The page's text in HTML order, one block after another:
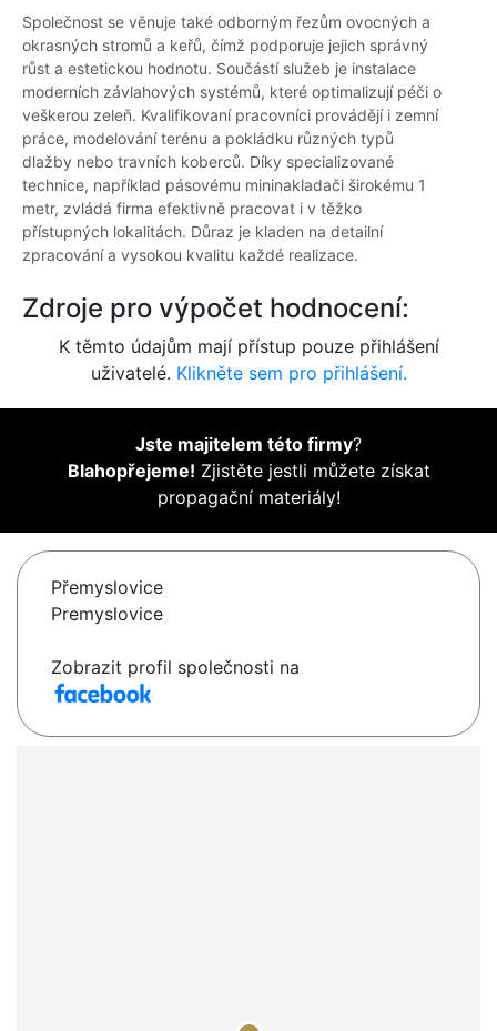
Společnost se věnuje také odborným řezům ovocných a
okrasných stromů a keřů, čímž podporuje jejich správný
růst a estetickou hodnotu. Součástí služeb je instalace
moderních závlahových systémů, které optimalizují péči o
veškerou zeleň. Kvalifikovaní pracovníci provádějí i zemní
práce, modelování terénu a pokládku různých typů
dlažby nebo travních koberců. Díky specializované
technice, například pásovému mininakladači širokému 1
metr, zvládá firma efektivně pracovat i v těžko
přístupných lokalitách. Důraz je kladen na detailní
zpracování a vysokou kvalitu každé realizace.
Zdroje pro výpočet hodnocení:
K těmto údajům mají přístup pouze přihlášení
uživatelé. Klikněte sem pro přihlášení.
Jste majitelem této firmy?
Blahopřejeme! Zjistěte jestli můžete získat
propagační materiály!
Přemyslovice
Premyslovice
Zobrazit profil společnosti na